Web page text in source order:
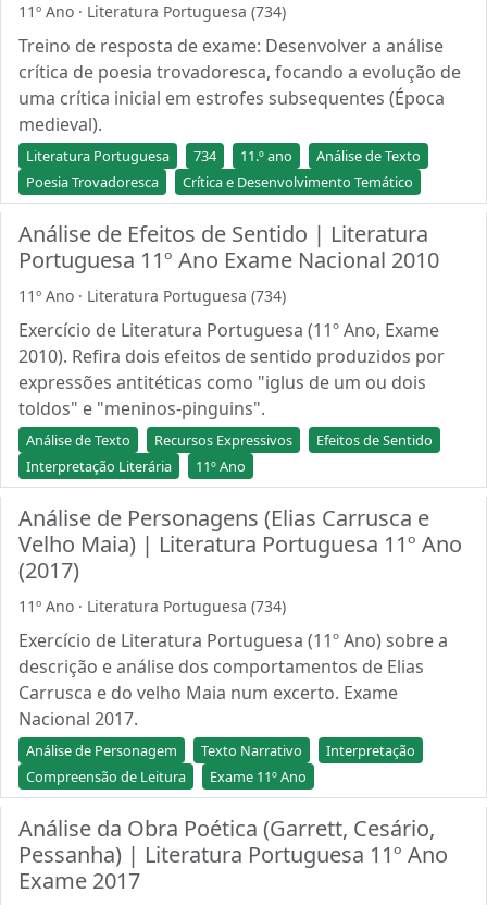
11º Ano · Literatura Portuguesa (734)
Treino de resposta de exame: Desenvolver a análise
crítica de poesia trovadoresca, focando a evolução de
uma crítica inicial em estrofes subsequentes (Época
medieval).
Literatura Portuguesa 734 11.º ano
Análise de Texto
Poesia Trovadoresca
Crítica e Desenvolvimento Temático
Análise de Efeitos de Sentido | Literatura
Portuguesa 11º Ano Exame Nacional 2010
11º Ano · Literatura Portuguesa (734)
Exercício de Literatura Portuguesa (11º Ano, Exame
2010). Refira dois efeitos de sentido produzidos por
expressões antitéticas como "iglus de um ou dois
toldos" e "meninos-pinguins".
Análise de Texto Recursos Expressivos
Efeitos de Sentido
Interpretação Literária
11º Ano
Análise de Personagens (Elias Carrusca e
Velho Maia) | Literatura Portuguesa 11º Ano
(2017)
11º Ano · Literatura Portuguesa (734)
Exercício de Literatura Portuguesa (11º Ano) sobre a
descrição e análise dos comportamentos de Elias
Carrusca e do velho Maia num excerto. Exame
Nacional 2017.
Análise de Personagem Texto Narrativo
Interpretação
Compreensão de Leitura
Exame 11º Ano
Análise da Obra Poética (Garrett, Cesário,
Pessanha) | Literatura Portuguesa 11º Ano
Exame 2017